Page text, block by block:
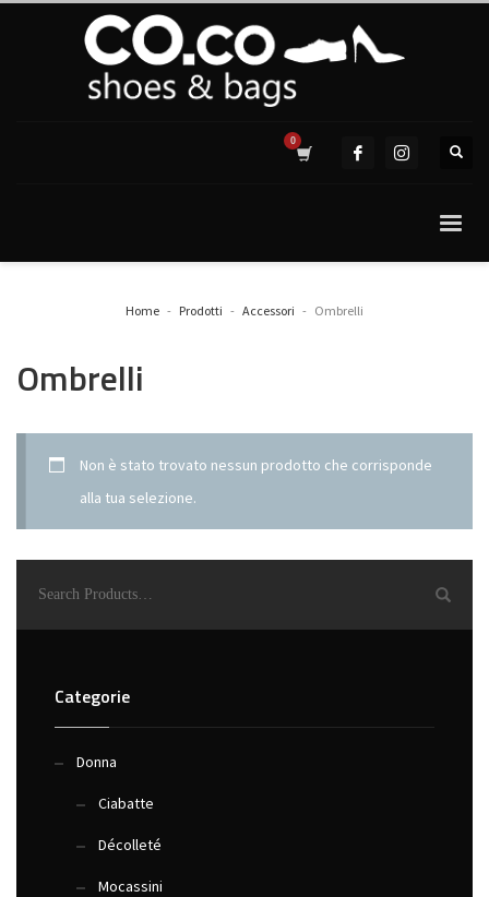
Home Prodotti Accessori Ombrelli
Ombrelli
Non è stato trovato nessun prodotto che corrisponde
alla tua selezione.
Categorie
Donna
Ciabatte
Décolleté
Mocassini